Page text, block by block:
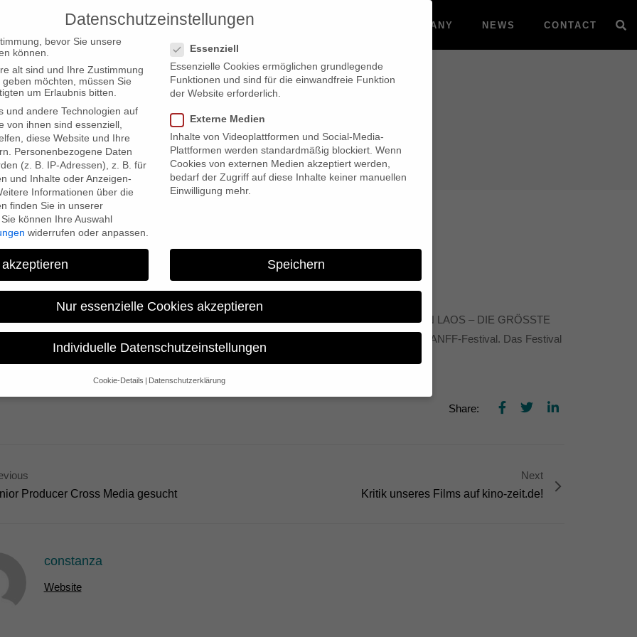
PRODUCTIONS COMPANY NEWS CONTACT
Nominierung Banff
uns sehr über die Nominierung von Marc Eberles Film AMERIKAS GEHEIMER KRIEG IN LAOS – DIE GRÖSSTE
DER CIA in der Kategorie “Best Political Documentary” beim renommierten BANFF-Festival. Das Festival
Share:
Producer Cross Media gesucht
Next
Kritik unseres Films auf kino-zeit.de!
constanza
Website
Datenschutzeinstellungen
bevor Sie unsere
können.
alt sind und Ihre Zustimmung
möchten, müssen Sie
um Erlaubnis bitten.
und andere Technologien auf
von ihnen sind essenziell,
diese Website und Ihre
Personenbezogene Daten
(z. B. IP-Adressen), z. B. für
und Inhalte oder Anzeigen-
Informationen über die
finden Sie in unserer
Sie können Ihre Auswahl
widerrufen oder anpassen.
Essenziell
Essenzielle Cookies ermöglichen grundlegende
Funktionen und sind für die einwandfreie Funktion
der Website erforderlich.
Externe Medien
Inhalte von Videoplattformen und Social-Media-
Plattformen werden standardmäßig blockiert. Wenn
Cookies von externen Medien akzeptiert werden,
bedarf der Zugriff auf diese Inhalte keiner manuellen
Einwilligung mehr.
Speichern
Nur essenzielle Cookies akzeptieren
Individuelle Datenschutzeinstellungen
Cookie-Details Datenschutzerklärung
Datenschutzeinstellungen
z. B. für personalisierte Anzeigen und Inhalte oder Anzeigen- und Inhaltsmessung.
die Verwendung Ihrer Daten finden Sie in unserer
über alle verwendeten Cookies. Sie können Ihre Einwilligung zu ganzen Kategorien
Informationen anzeigen lassen und so nur bestimmte Cookies auswählen.
grundlegende Funktionen und sind für die einwandfreie Funktion der Website erforderlich.